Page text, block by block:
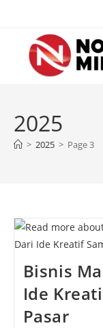
content
2025
> 2025 > Page 3
Bisnis
Ide
Pasar